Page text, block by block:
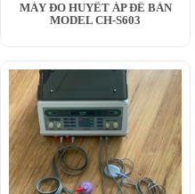
MÁY ĐO HUYẾT ÁP ĐỂ BÀN
MODEL CH-S603